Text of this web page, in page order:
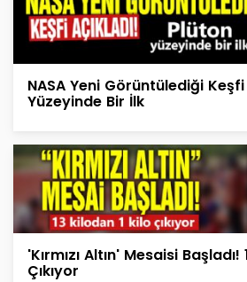
NASA Yeni Görüntülediği Keşfi
Yüzeyinde Bir İlk
'Kırmızı Altın' Mesaisi
Çıkıyor